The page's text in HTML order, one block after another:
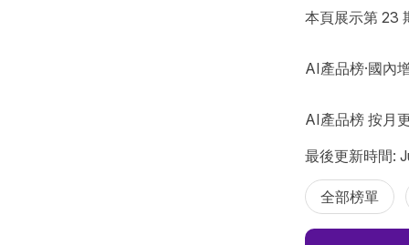
本頁展示第 23
AI產品榜·國內
AI產品榜 按月
最後更新時間:
全部榜單